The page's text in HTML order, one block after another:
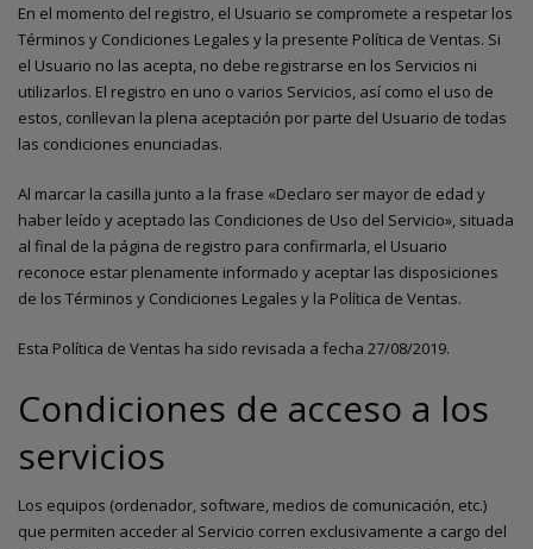
En el momento del registro, el Usuario se compromete a respetar los
Términos y Condiciones Legales y la presente Política de Ventas. Si
el Usuario no las acepta, no debe registrarse en los Servicios ni
utilizarlos. El registro en uno o varios Servicios, así como el uso de
estos, conllevan la plena aceptación por parte del Usuario de todas
las condiciones enunciadas.
Al marcar la casilla junto a la frase «Declaro ser mayor de edad y
haber leído y aceptado las Condiciones de Uso del Servicio», situada
al final de la página de registro para confirmarla, el Usuario
reconoce estar plenamente informado y aceptar las disposiciones
de los Términos y Condiciones Legales y la Política de Ventas.
Esta Política de Ventas ha sido revisada a fecha 27/08/2019.
Condiciones de acceso a los
servicios
Los equipos (ordenador, software, medios de comunicación, etc.)
que permiten acceder al Servicio corren exclusivamente a cargo del